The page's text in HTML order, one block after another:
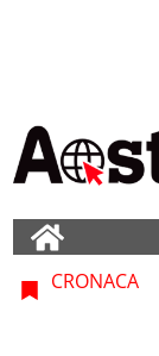
CRONACA